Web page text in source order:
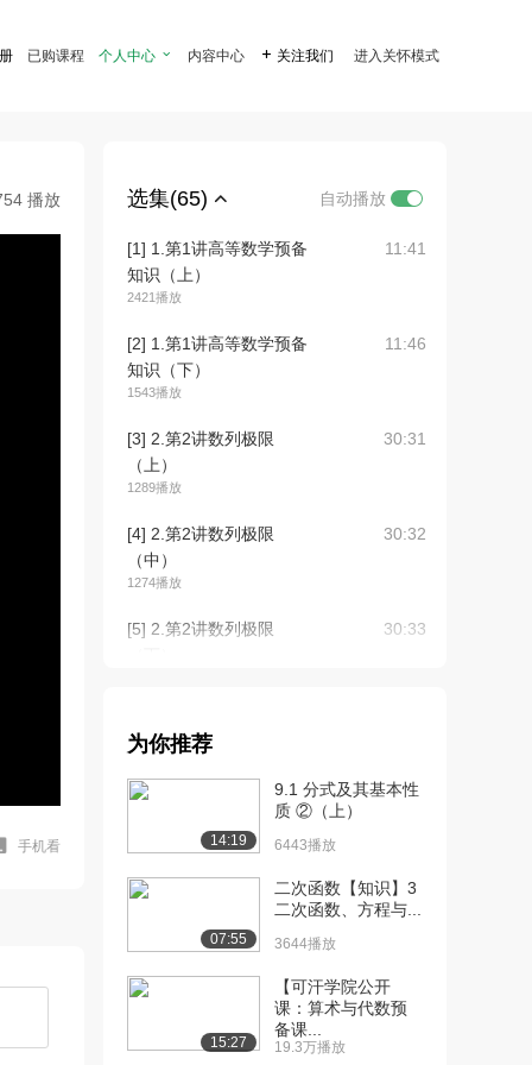
已购课程 个人中心  内容中心  关注我们 进入关怀模式
播放
手机看
选集(65) 自动播放
[1] 1.第1讲高等数学预备
知识（上）
2421播放
11:41
[2] 1.第1讲高等数学预备
知识（下）
1543播放
11:46
[3] 2.第2讲数列极限
（上）
1289播放
30:31
[4] 2.第2讲数列极限
（中）
1274播放
30:32
[5] 2.第2讲数列极限
30:33
续性（上）
[7] 3.第3讲函数极限与连
续性（中）
[8] 3.第3讲函数极限与连
续性（下）
23:00
[9] 4.第4讲一元函数微分
学的概念与计...
22:39
为你推荐
14:19
9.1 分式及其基本性
质 ②（上）
6443播放
07:55
二次函数【知识】3
二次函数、方程与...
3644播放
15:27
【可汗学院公开
课：算术与代数预
备课...
19.3万播放